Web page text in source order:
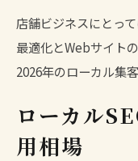
店舗ビジネスにとって
最適化とWebサイト
2026年のローカル集
ローカル
用相場